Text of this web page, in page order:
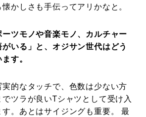
かしさも手伝ってアリかなと。
ツモノや音楽モノ、カルチャー
いる」と、オジサン世代はどう
す。
実的なタッチで、色数は少ない方
ツラが良いTシャツとして受け入
。あとはサイジングも重要。 最